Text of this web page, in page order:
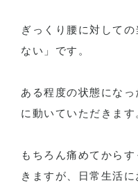
ぎっくり腰に対して
ない」です。
ある程度の状態にな
に動いていただきます
もちろん痛めてから
きますが、日常生活